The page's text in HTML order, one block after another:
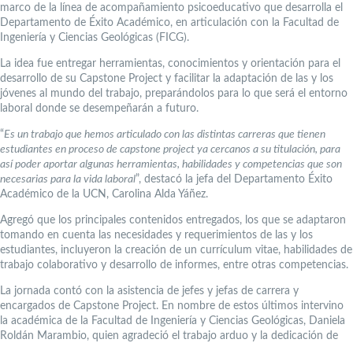
marco de la línea de acompañamiento psicoeducativo que desarrolla el
Departamento de Éxito Académico, en articulación con la Facultad de
Ingeniería y Ciencias Geológicas (FICG).
La idea fue entregar herramientas, conocimientos y orientación para el
desarrollo de su Capstone Project y facilitar la adaptación de las y los
jóvenes al mundo del trabajo, preparándolos para lo que será el entorno
laboral donde se desempeñarán a futuro.
“Es un trabajo que hemos articulado con las distintas carreras que tienen
estudiantes en proceso de capstone project ya cercanos a su titulación, para
así poder aportar algunas herramientas, habilidades y competencias que son
necesarias para la vida laboral”, destacó la jefa del Departamento Éxito
Académico de la UCN, Carolina Alda Yáñez.
Agregó que los principales contenidos entregados, los que se adaptaron
tomando en cuenta las necesidades y requerimientos de las y los
estudiantes, incluyeron la creación de un currículum vitae, habilidades de
trabajo colaborativo y desarrollo de informes, entre otras competencias.
La jornada contó con la asistencia de jefes y jefas de carrera y
encargados de Capstone Project. En nombre de estos últimos intervino
la académica de la Facultad de Ingeniería y Ciencias Geológicas, Daniela
Roldán Marambio, quien agradeció el trabajo arduo y la dedicación de